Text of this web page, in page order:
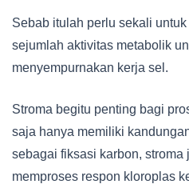
Sebab itulah perlu sekali
sejumlah aktivitas metabolik
menyempurnakan kerja sel.
Stroma begitu penting bagi
saja hanya memiliki
sebagai fiksasi karbon, stroma
memproses respon kloroplas